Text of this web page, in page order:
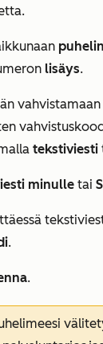
lisäys.
tekstiviesti
minulle tai
.
.